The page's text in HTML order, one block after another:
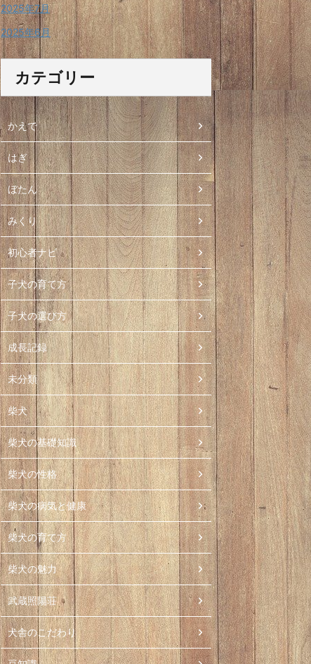
2025年7月
2025年6月
カテゴリー
かえで
はぎ
ぼたん
みくり
初心者ナビ
子犬の育て方
子犬の選び方
成長記録
未分類
柴犬
柴犬の基礎知識
柴犬の性格
柴犬の病気と健康
柴犬の育て方
柴犬の魅力
武蔵照陽荘
犬舎のこだわり